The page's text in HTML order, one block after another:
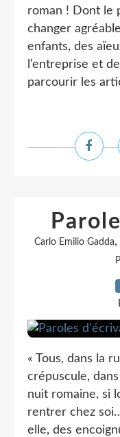
roman ! Dont le
changer
enfants, des
l’entreprise et
parcourir les
Carlo Emilio Gadda,
« Tous, dans la
crépuscule,
nuit romaine, si
rentrer chez
elle, des